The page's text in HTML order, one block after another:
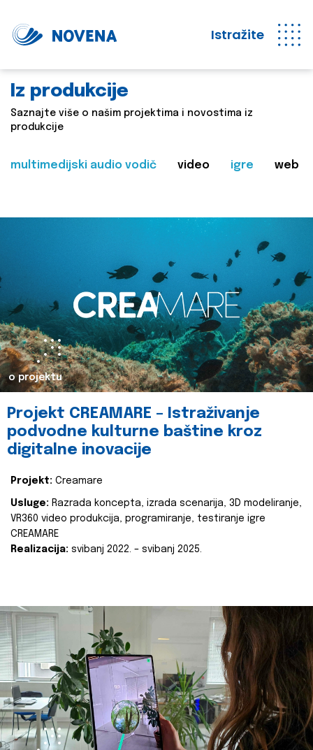
Istražite
Iz produkcije
Saznajte više o našim projektima i novostima iz
produkcije
multimedijski audio vodič video igre web
o projektu
Projekt CREAMARE – Istraživanje
podvodne kulturne baštine kroz
digitalne inovacije
Projekt: Creamare
Usluge: Razrada koncepta, izrada scenarija, 3D modeliranje,
VR360 video produkcija, programiranje, testiranje igre
CREAMARE
Realizacija: svibanj 2022. – svibanj 2025.